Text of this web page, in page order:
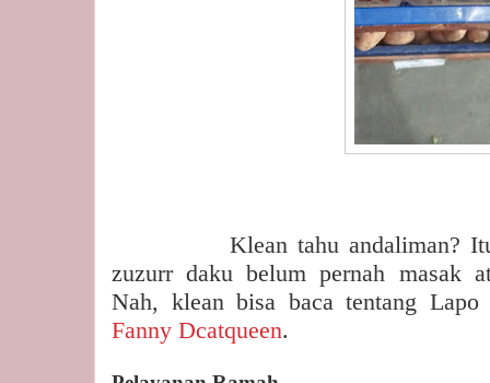
Klean tahu andaliman?
zuzurr daku belum pernah masak
Nah, klean bisa baca tentang
Fanny Dcatqueen.